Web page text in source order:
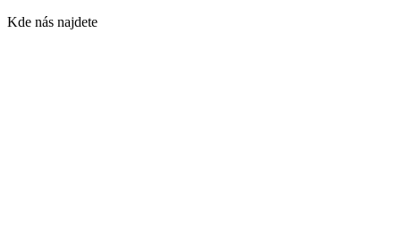
Kde nás najdete